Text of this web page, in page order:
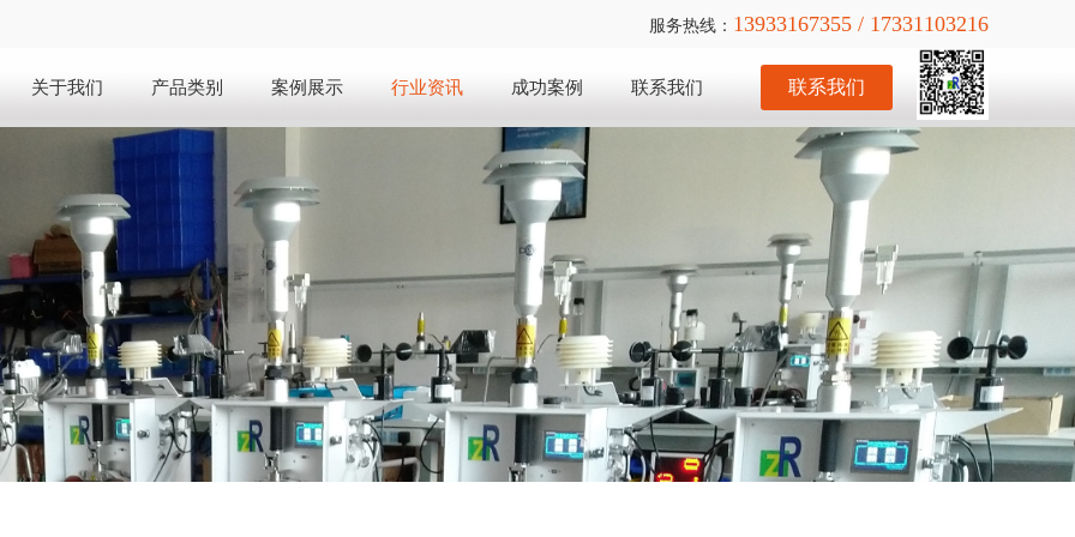
服务热线： 13933167355 / 17331103216
关于我们 产品类别 案例展示 行业资讯 成功案例 联系我们 联系我们